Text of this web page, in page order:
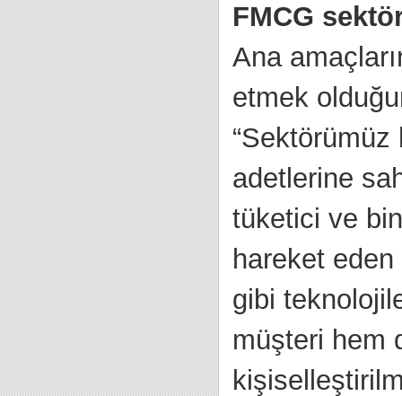
FMCG
Ana
etmek
adetlerine
tüketici ve
hareket
gibi
müşteri hem